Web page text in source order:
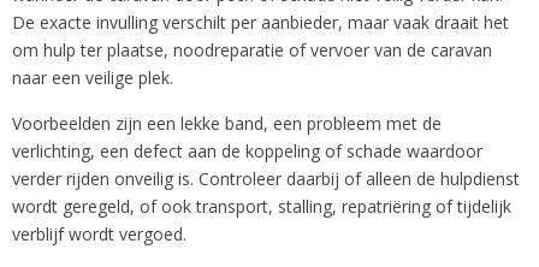
De exacte invulling verschilt per aanbieder, maar vaak draait het
om hulp ter plaatse, noodreparatie of vervoer van de caravan
naar een veilige plek.
Voorbeelden zijn een lekke band, een probleem met de
verlichting, een defect aan de koppeling of schade waardoor
verder rijden onveilig is. Controleer daarbij of alleen de hulpdienst
wordt geregeld, of ook transport, stalling, repatriëring of tijdelijk
verblijf wordt vergoed.